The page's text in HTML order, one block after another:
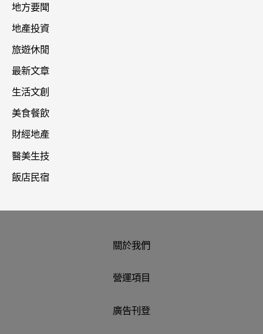
地方要聞
地產投資
旅遊休閒
最新文章
生活文創
美食餐飲
財經地產
醫美生技
飯店民宿
關於我們
營運項目
廣告刊登